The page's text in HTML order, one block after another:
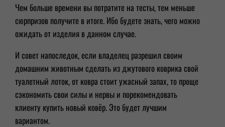
Чем больше времени вы потратите на тесты, тем меньше
сюрпризов получите в итоге. Ибо будете знать, чего можно
ожидать от изделия в данном случае.
И совет напоследок, если владелец разрешил своим
домашним животным сделать из джутового коврика свой
туалетный лоток, от ковра стоит ужасный запах, то проще
сэкономить свои силы и нервы и порекомендовать
клиенту купить новый ковёр. Это будет лучшим
вариантом.